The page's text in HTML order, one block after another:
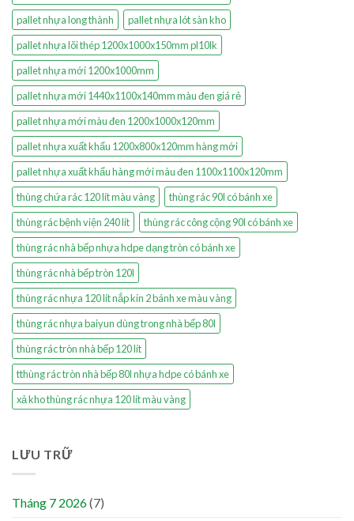
pallet nhựa long thành
pallet nhựa lót sàn kho
pallet nhựa lõi thép 1200x1000x150mm pl10lk
pallet nhựa mới 1200x1000mm
pallet nhựa mới 1440x1100x140mm màu đen giá rẻ
pallet nhựa mới màu đen 1200x1000x120mm
pallet nhựa xuất khẩu 1200x800x120mm hàng mới
pallet nhựa xuất khẩu hàng mới màu đen 1100x1100x120mm
thùng chứa rác 120 lít màu vàng
thùng rác 90l có bánh xe
thùng rác bệnh viện 240 lít
thùng rác công cộng 90l có bánh xe
thùng rác nhà bếp nhựa hdpe dạng tròn có bánh xe
thùng rác nhà bếp tròn 120l
thùng rác nhựa 120 lít nắp kín 2 bánh xe màu vàng
thùng rác nhựa baiyun dùng trong nhà bếp 80l
thùng rác tròn nhà bếp 120 lít
tthùng rác tròn nhà bếp 80l nhựa hdpe có bánh xe
xả kho thùng rác nhựa 120 lít màu vàng
LƯU TRỮ
Tháng 7 2026(7)